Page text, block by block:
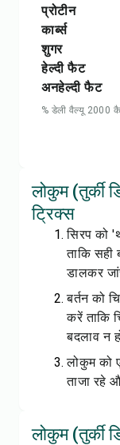
प्रोटीन
कार्ब्स
शुगर
हेल्दी फैट
अनहेल्दी फैट
% डेली वैल्यू 2000
लोकुम (तुर्की
ट्रिक्स
सिरप को
ताकि सही
डालकर
बर्तन को
करें ताकि
बदलाव न
लोकुम को
ताजा रहे
लोकुम (तुर्की